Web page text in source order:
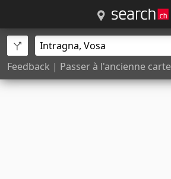
Feedback | Passer à l'ancienne carte